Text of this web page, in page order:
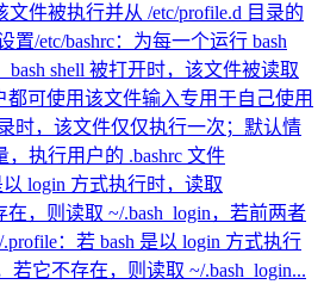
件被执行并从 /etc/profile.d 目录的
置/etc/bashrc：为每一个运行 bash
shell 被打开时，该文件被读取
都可使用该文件输入专用于自己使用
时，该文件仅仅执行一次；默认情
执行用户的 .bashrc 文件
以 login 方式执行时，读取
在，则读取 ~/.bash_login，若前两者
：若 bash 是以 login 方式执行
若它不存在，则读取 ~/.bash_login...